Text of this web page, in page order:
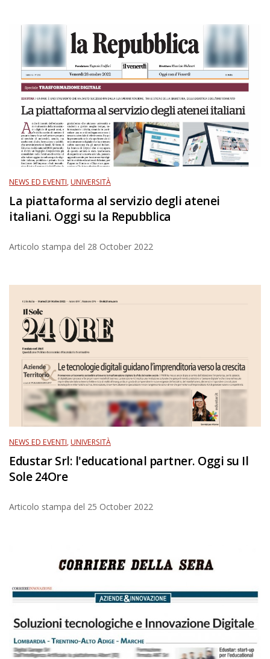
NEWS ED EVENTI,UNIVERSITÀ
La piattaforma al servizio degli atenei
italiani. Oggi su la Repubblica
Articolo stampa del 28 October 2022
NEWS ED EVENTI,UNIVERSITÀ
Edustar Srl: l'educational partner. Oggi su Il
Sole 24Ore
Articolo stampa del 25 October 2022